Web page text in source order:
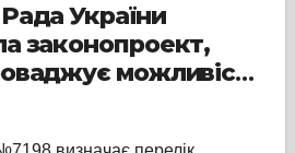
України
законопроект,
можливість
за знищене та
житло